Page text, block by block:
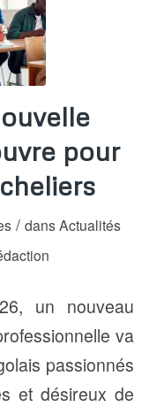
pour
/ dansActualités
un nouveau
va
passionnés
et désireux de